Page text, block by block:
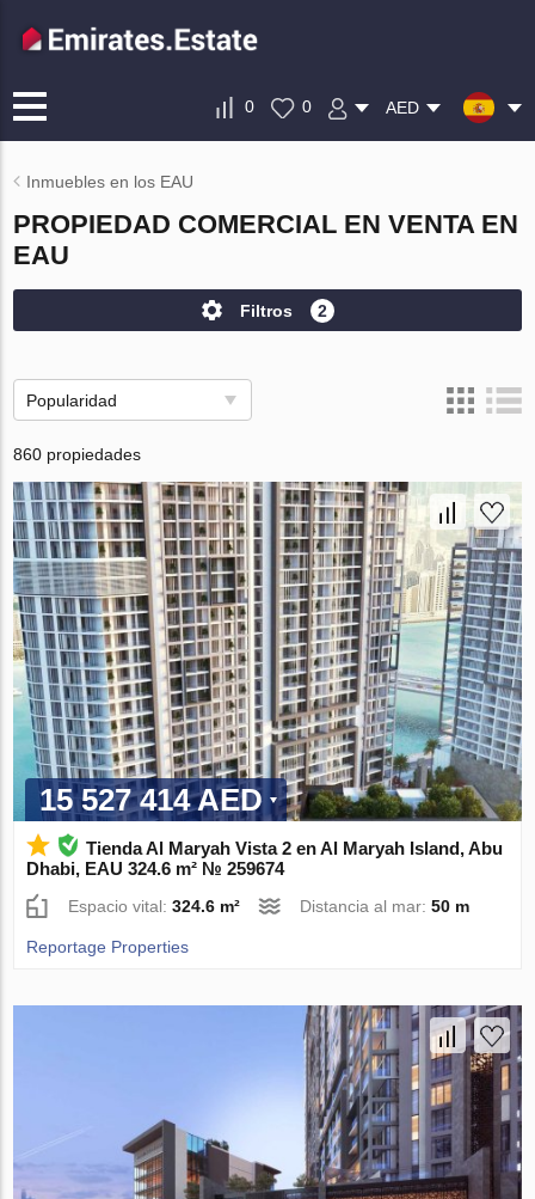
0 0 AED
Inmuebles en los EAU
PROPIEDAD COMERCIAL EN VENTA EN
EAU
Filtros 2
Popularidad
860 propiedades
15 527 414 AED
Tienda Al Maryah Vista 2 en Al Maryah Island, Abu
Dhabi, EAU 324.6 m² № 259674
Espacio vital:324.6 m² Distancia al mar:50 m
Reportage Properties